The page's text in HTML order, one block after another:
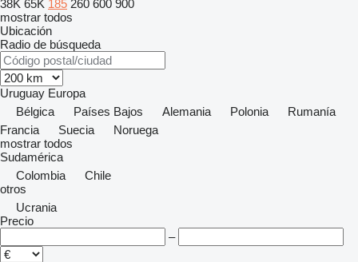
38K 65K 185 260 600 900
mostrar todos
Ubicación
Radio de búsqueda
Uruguay Europa
Bélgica
Países Bajos Alemania Polonia
Rumanía
Francia
Suecia
Noruega
mostrar todos
Sudamérica
Colombia
Chile
otros
Ucrania
Precio
–